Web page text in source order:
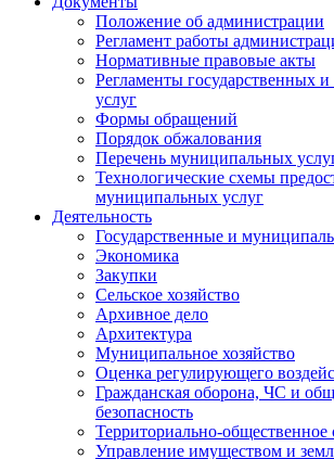
Положение об администрации
Регламент работы
Нормативные правовые акты
Регламенты государственных
услуг
Формы обращений
Порядок обжалования
Перечень муниципальных
Технологические схемы
муниципальных услуг
Деятельность
Государственные и
Экономика
Закупки
Сельское хозяйство
Архивное дело
Архитектура
Муниципальное хозяйство
Оценка регулирующего
Гражданская оборона, ЧС и
безопасность
Территориально-общественное
Управление имуществом и